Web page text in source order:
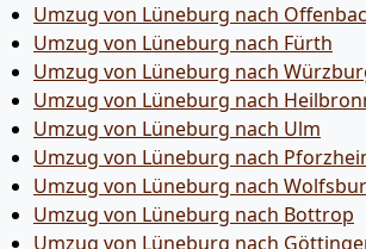
Umzug von Lüneburg nach
Umzug von Lüneburg nach Fürth
Umzug von Lüneburg nach
Umzug von Lüneburg nach
Umzug von Lüneburg nach Ulm
Umzug von Lüneburg nach
Umzug von Lüneburg nach
Umzug von Lüneburg nach Bottrop
Umzug von Lüneburg nach